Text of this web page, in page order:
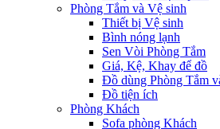
Phòng Tắm và Vệ sinh
Thiết bị Vệ sinh
Bình nóng lạnh
Sen Vòi Phòng Tắm
Giá, Kệ, Khay để đồ
Đồ dùng Phòng Tắm
Đồ tiện ích
Phòng Khách
Sofa phòng Khách